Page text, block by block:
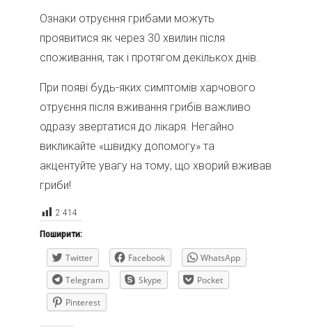
Ознаки отруєння грибами можуть
проявитися як через 30 хвилин після
споживання, так і протягом декількох днів.
При появі будь-яких симптомів харчового
отруєння після вживання грибів важливо
одразу звертатися до лікаря. Негайно
викликайте «швидку допомогу» та
акцентуйте увагу на тому, що хворий вживав
гриби!
2 414
Поширити:
Twitter Facebook
WhatsApp
Telegram
Skype
Pocket
Pinterest